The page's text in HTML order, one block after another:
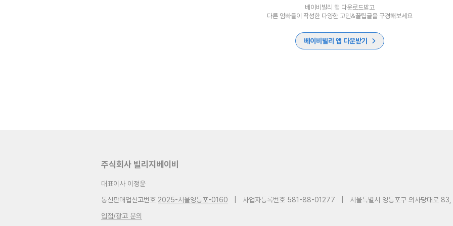
베이비빌리 앱 다운로드받고
다른 엄빠들이 작성한 다양한 고민&꿀팁글을 구경해보세요
베이비빌리 앱 다운받기
주식회사 빌리지베이비
대표이사 이정윤
통신판매업신고번호 2025-서울영등포-0160 사업자등록번호 581-88-01277
서울특별시 영등포구 의사당대로
입점/광고 문의